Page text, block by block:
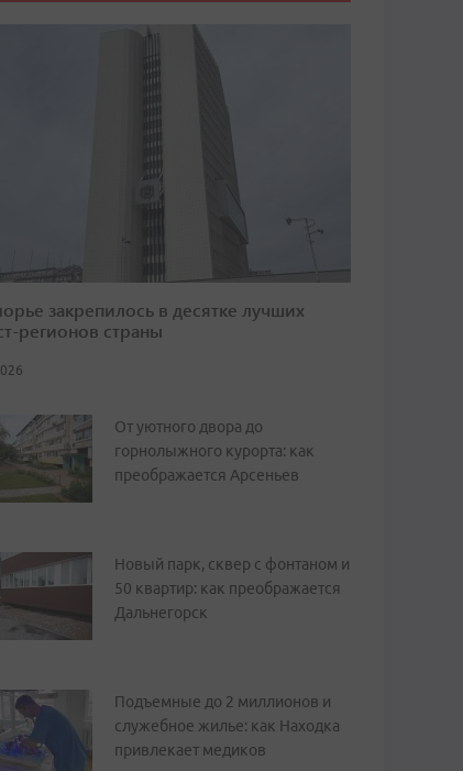
закрепилось в десятке лучших
регионов страны
От уютного двора до
горнолыжного курорта: как
преображается Арсеньев
Новый парк, сквер с фонтаном и
50 квартир: как преображается
Дальнегорск
Подъемные до 2 миллионов и
служебное жилье: как Находка
привлекает медиков